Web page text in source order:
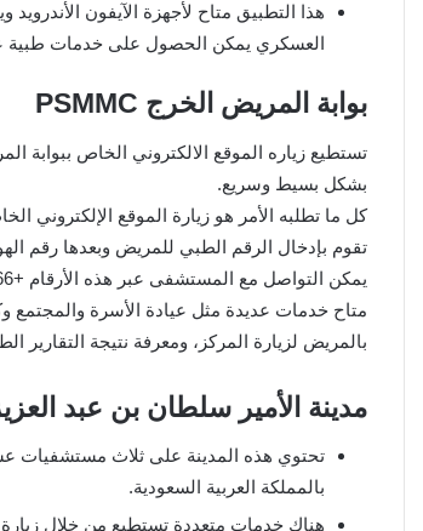
هذا التطبيق متاح لأجهزة الآيفون
العسكري يمكن الحصول على خدمات طبية
بوابة المريض الخرج PSMMC
تستطيع زياره الموقع الالكتروني الخاص
بشكل بسيط وسريع.
كل ما تطلبه الأمر هو زيارة الموقع
تقوم بإدخال الرقم الطبي للمريض وبعدها رقم
يمكن التواصل مع المستشفى عبر هذه الأرقام +966 11 544 8300 ورقم 011 544 8300 تحويلة 2000.
متاح خدمات عديدة مثل عيادة الأسرة والمجتمع
بالمريض لزيارة المركز، ومعرفة نتيجة التقارير
مدينة الأمير سلطان بن عبد
تحتوي هذه المدينة على ثلاث مستشفيات
بالمملكة العربية السعودية.
هناك خدمات متعددة تستطيع من خلال زيارة